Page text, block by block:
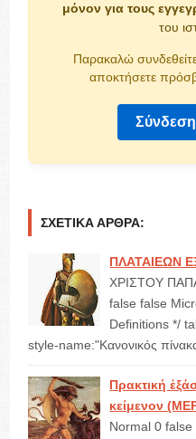
μόνον για τους
του
Παρακαλώ
αποκτήσετε
ΣΧΕΤΙΚΆ ΆΡΘΡΑ:
ΠΛΑΤΑΙΕΩΝ
ΧΡΙΣΤΟΥ
false false
Definitions */
style-name:"Κανονικός
Πρακτική
κείμενον
Normal 0 false